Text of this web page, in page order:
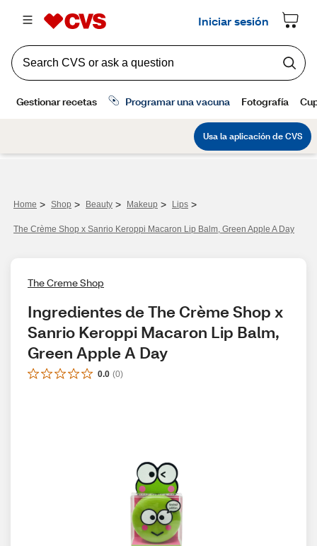
Home > Shop > Beauty > Makeup > Lips >
The Crème Shop x Sanrio Keroppi Macaron Lip Balm, Green Apple A Day
The Creme Shop
Ingredientes de The Crème Shop x
Sanrio Keroppi Macaron Lip Balm,
Green Apple A Day
0.0 (0)